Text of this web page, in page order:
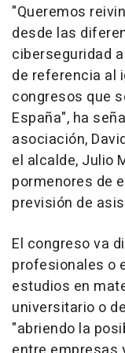
"Queremos
desde las
ciberseguridad
de referencia al
congresos que
España", ha
asociación,
el alcalde, Julio
pormenores de
previsión de
El congreso va
profesionales o
estudios en
universitario o
"abriendo la